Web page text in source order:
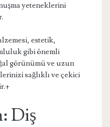
yeteneklerini
estetik,
gibi önemli
görünümü ve uzun
sağlıklı ve çekici
Diş